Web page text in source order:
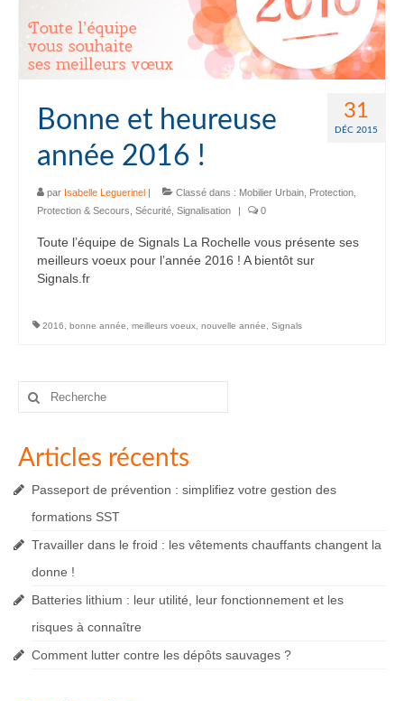
31
DÉC 2015
Bonne et heureuse
année 2016 !
par Isabelle Leguerinel | Classé dans : Mobilier Urbain Protection
Protection & Secours Sécurité Signalisation | 0
Toute l’équipe de Signals La Rochelle vous présente ses
meilleurs voeux pour l’année 2016 ! A bientôt sur
Signals.fr
2016 bonne année meilleurs voeux nouvelle année Signals
Rechercher
Articles récents
Passeport de prévention : simplifiez votre gestion des
formations SST
Travailler dans le froid : les vêtements chauffants changent la
donne !
Batteries lithium : leur utilité, leur fonctionnement et les
risques à connaître
Comment lutter contre les dépôts sauvages ?